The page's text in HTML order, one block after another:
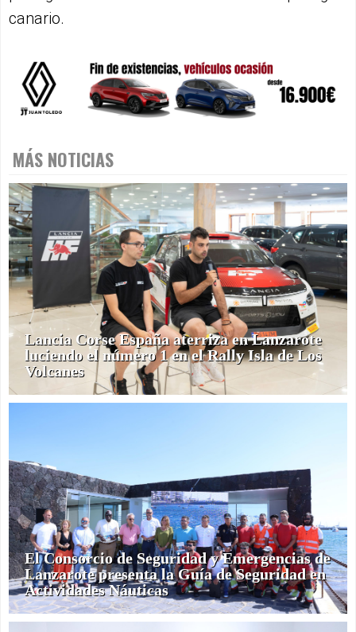
canario.
MÁS NOTICIAS
Lancia Corse España aterriza en Lanzarote
luciendo el número 1 en el Rally Isla de Los
Volcanes
El Consorcio de Seguridad y Emergencias de
Lanzarote presenta la Guía de Seguridad en
Actividades Náuticas